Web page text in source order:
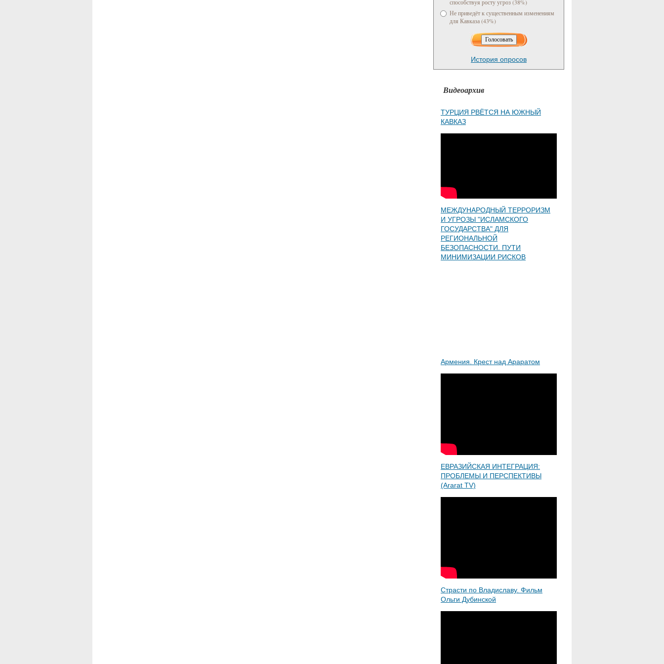
способствуя росту угроз (38%)
Не приведёт к существенным изменениям
для Кавказа (43%)
История опросов
Видеоархив
ТУРЦИЯ РВЁТСЯ НА ЮЖНЫЙ
КАВКАЗ
МЕЖДУНАРОДНЫЙ ТЕРРОРИЗМ
И УГРОЗЫ "ИСЛАМСКОГО
ГОСУДАРСТВА" ДЛЯ
РЕГИОНАЛЬНОЙ
БЕЗОПАСНОСТИ. ПУТИ
МИНИМИЗАЦИИ РИСКОВ
Армения. Крест над Араратом
ЕВРАЗИЙСКАЯ ИНТЕГРАЦИЯ:
ПРОБЛЕМЫ И ПЕРСПЕКТИВЫ
(Ararat TV)
Страсти по Владиславу. Фильм
Ольги Дубинской